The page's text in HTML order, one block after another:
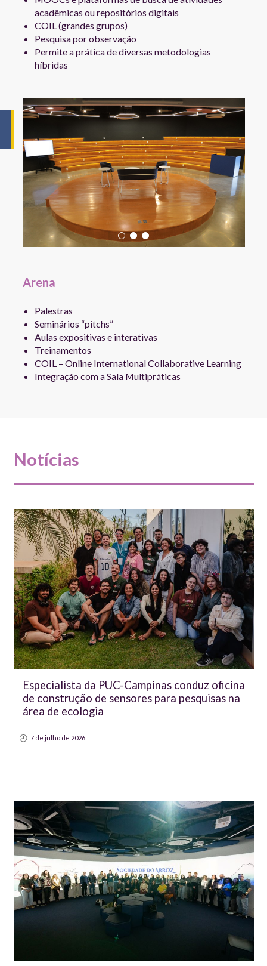
acadêmicas ou repositórios digitais
COIL (grandes grupos)
Pesquisa por observação
Permite a prática de diversas metodologias
híbridas
Arena
Palestras
Seminários “pitchs”
Aulas expositivas e interativas
Treinamentos
COIL – Online International Collaborative Learning
Integração com a Sala Multipráticas
Notícias
Especialista da PUC-Campinas conduz oficina
de construção de sensores para pesquisas na
área de ecologia
7 de julho de 2026